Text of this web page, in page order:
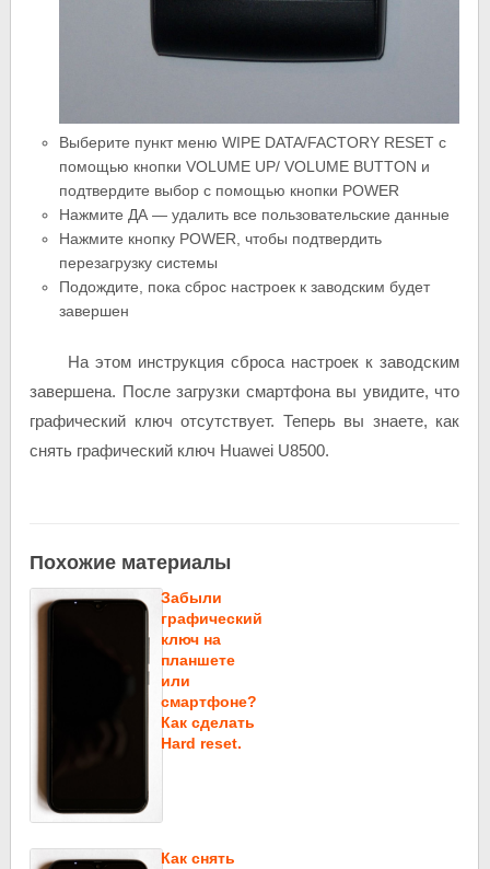
Выберите пункт меню WIPE DATA/FACTORY RESET с
помощью кнопки VOLUME UP/ VOLUME BUTTON и
подтвердите выбор с помощью кнопки POWER
Нажмите ДА — удалить все пользовательские данные
Нажмите кнопку POWER, чтобы подтвердить
перезагрузку системы
Подождите, пока сброс настроек к заводским будет
завершен
На этом инструкция сброса настроек к заводским
завершена. После загрузки смартфона вы увидите, что
графический ключ отсутствует. Теперь вы знаете, как
снять графический ключ Huawei U8500.
Похожие материалы
Забыли
графический
ключ на
планшете
или
смартфоне?
Как сделать
Hard reset.
Как снять